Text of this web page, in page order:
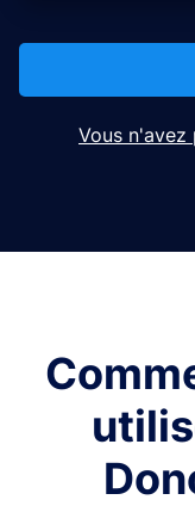
Vous